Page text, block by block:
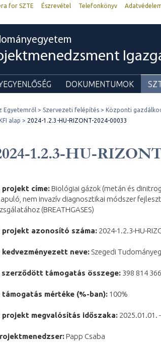
for SZTE Észrevétel Telefonkönyv
DOKUMENTUMOK
Egyetemről Szervezeti felépítés Központi
alap
2024-1.2.3-HU-RIZONT-2024-00033
1.2.3-HU-
projekt címe: Biológiai gázok (metán és
nem invazív diagnosztikai módszer
(BREATHGASES)
projekt azonosító száma: 2024-1.2.3-HU-
kedvezményezett neve: Szegedi
szerződött támogatás összege: 398 814
támogatás mértéke (%-ban): 100%
projekt megvalósítás időszaka: 2025.01.01.
Papp Csaba